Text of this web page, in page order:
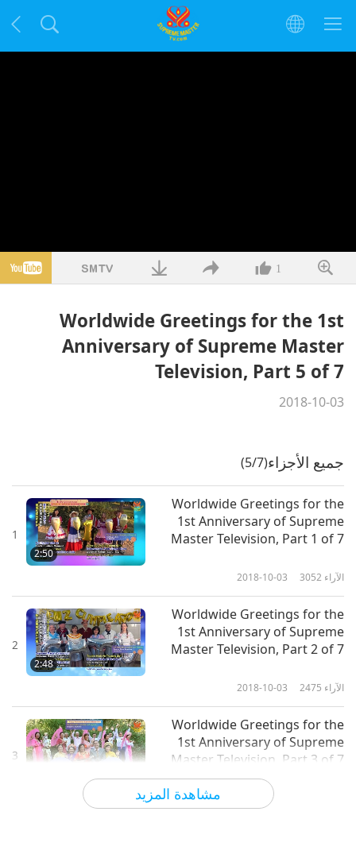
1
Worldwide Greetings for the 1st
Anniversary of Supreme Master
Television, Part 5 of 7
2018-10-03
مشاهدة المزيد
جميع الأجزاء(5/7)
1
2:50
Worldwide Greetings for the
1st Anniversary of Supreme
Master Television, Part 1 of 7
2018-10-03 3052 الآراء
2
2:48
Worldwide Greetings for the
1st Anniversary of Supreme
Master Television, Part 2 of 7
2018-10-03 2475 الآراء
3
Worldwide Greetings for the
1st Anniversary of Supreme
Master Television, Part 3 of 7
2018-10-03